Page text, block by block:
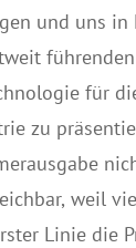
und uns in
für
zu
weil
Linie die